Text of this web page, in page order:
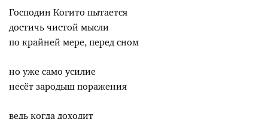
Господин Когито пытается
достичь чистой мысли
по крайней мере, перед сном
но уже само усилие
несёт зародыш поражения
ведь когда доходит